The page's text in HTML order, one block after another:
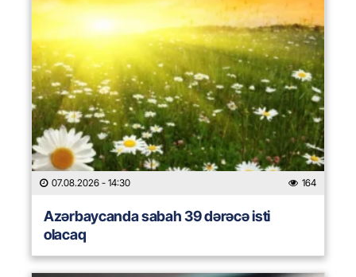
07.08.2026 - 14:30 164
Azərbaycanda sabah 39 dərəcə isti
olacaq